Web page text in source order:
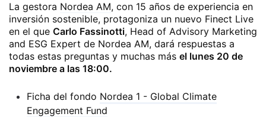
La gestora Nordea AM, con 15 años de experiencia en
inversión sostenible, protagoniza un nuevo Finect Live
en el que Carlo Fassinotti, Head of Advisory Marketing
and ESG Expert de Nordea AM, dará respuestas a
todas estas preguntas y muchas más el lunes 20 de
noviembre a las 18:00.
Ficha del fondo Nordea 1 - Global Climate
Engagement Fund